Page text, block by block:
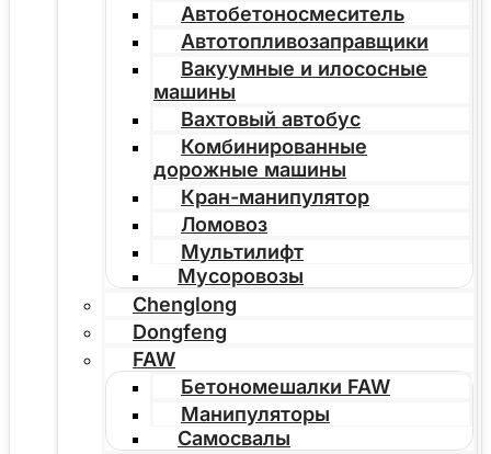
Автобетоносмеситель
Автотопливозаправщики
Вакуумные и илососные
машины
Вахтовый автобус
Комбинированные
дорожные машины
Кран-манипулятор
Ломовоз
Мультилифт
Мусоровозы
Chenglong
Dongfeng
FAW
Бетономешалки FAW
Манипуляторы
Самосвалы